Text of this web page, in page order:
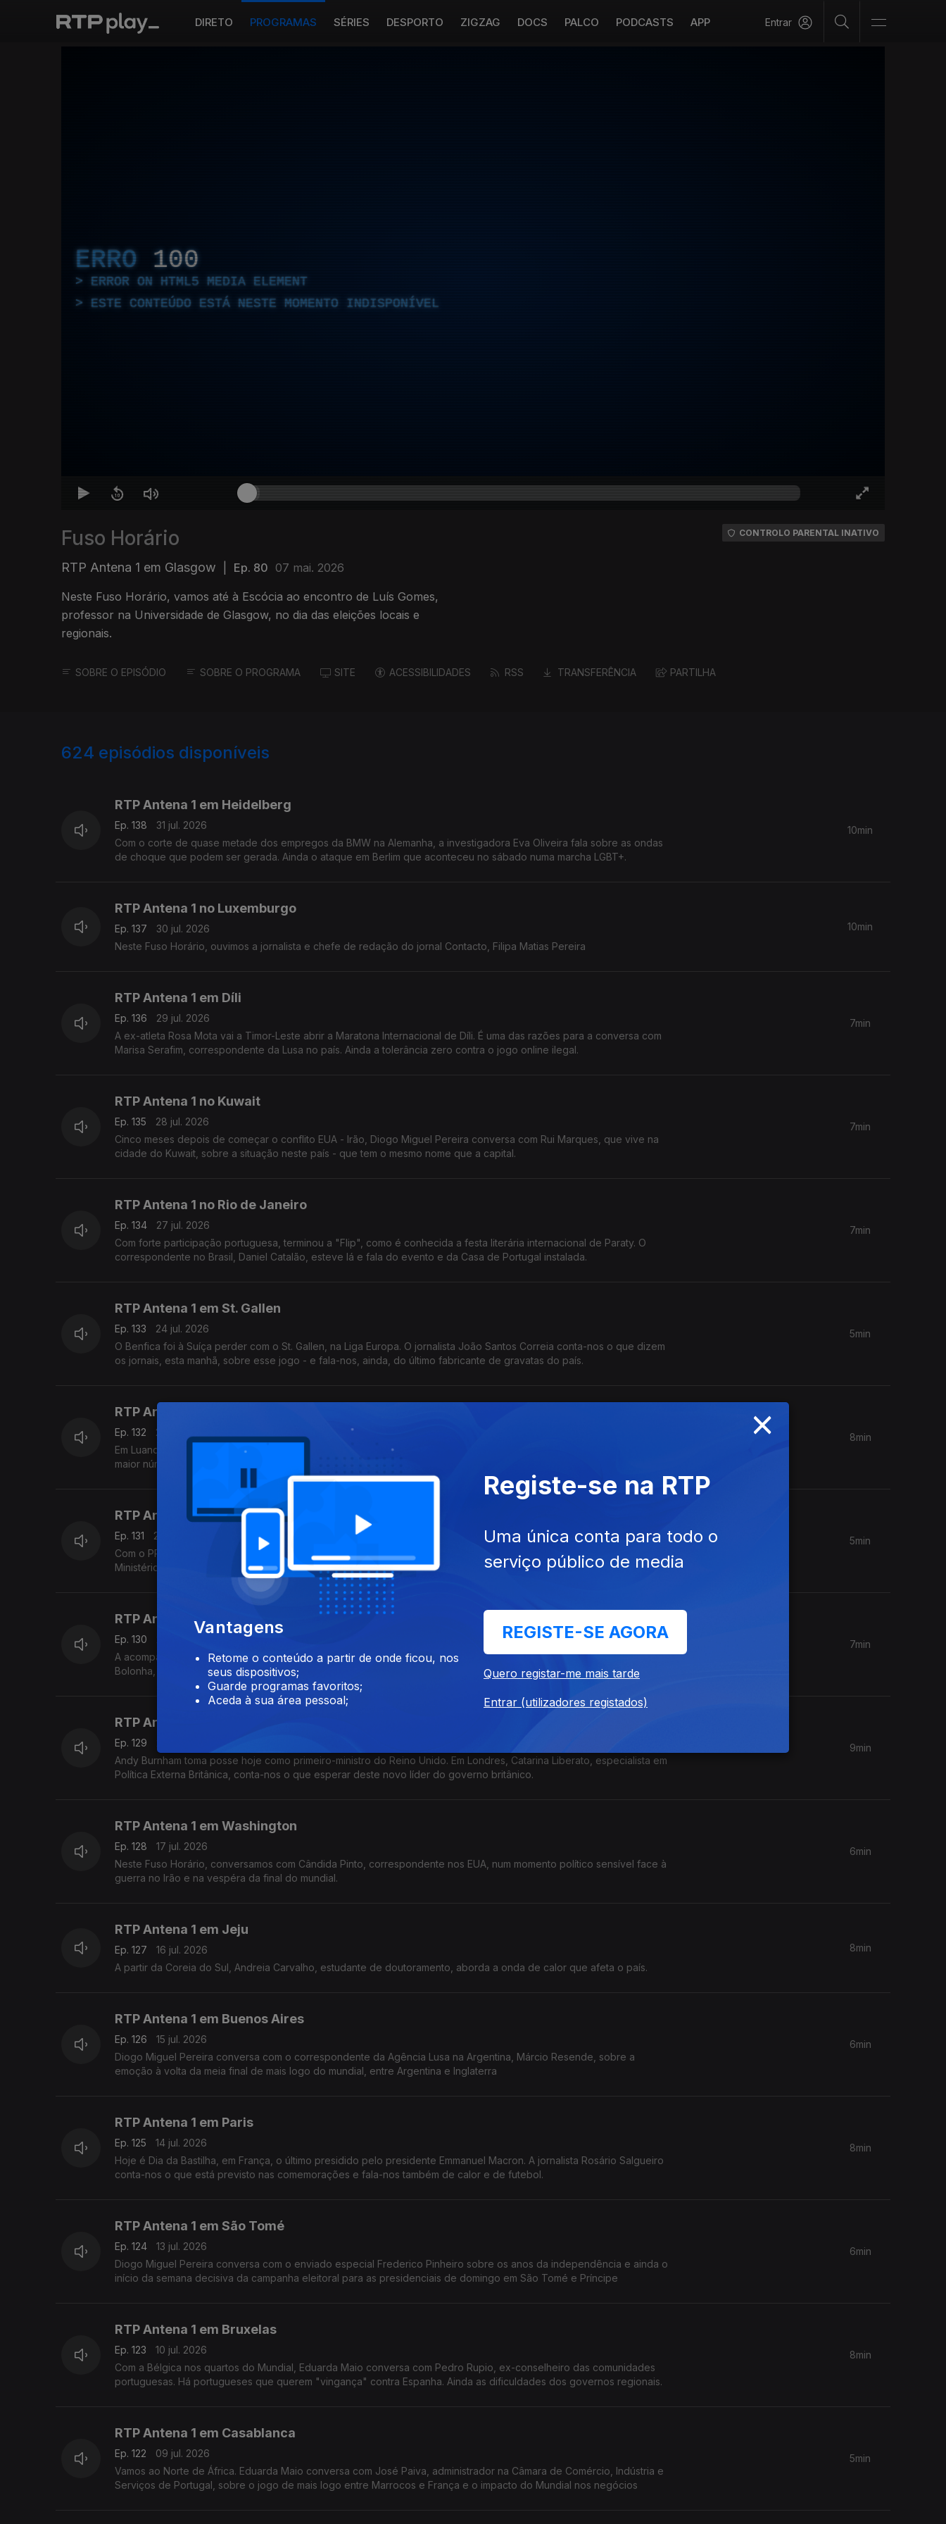
DIRETO PROGRAMAS SÉRIES DESPORTO ZIGZAG DOCS PALCO PODCASTS APP Entrar
ERRO 100
ERROR ON HTML5 MEDIA ELEMENT
ESTE CONTEÚDO ESTÁ NESTE MOMENTO INDISPONÍVEL
Fuso Horário
RTP Antena 1 em Glasgow Ep. 80 07 mai. 2026
Neste Fuso Horário, vamos até à Escócia ao encontro de Luís Gomes,
professor na Universidade de Glasgow, no dia das eleições locais e
regionais.
CONTROLO PARENTAL INATIVO
SOBRE O EPISÓDIO SOBRE O PROGRAMA SITE ACESSIBILIDADES RSS TRANSFERÊNCIA PARTILHA
624 episódios disponíveis
RTP Antena 1 em Heidelberg
Ep. 138
31 jul. 2026
Com o corte de quase metade dos empregos da BMW na Alemanha, a investigadora Eva Oliveira fala sobre as ondas
de choque que podem ser gerada. Ainda o ataque em Berlim que aconteceu no sábado numa marcha LGBT+.
10min
RTP Antena 1 no Luxemburgo
Ep. 137
30 jul. 2026
Neste Fuso Horário, ouvimos a jornalista e chefe de redação do jornal Contacto, Filipa Matias Pereira
10min
RTP Antena 1 em Díli
Ep. 136
29 jul. 2026
A ex-atleta Rosa Mota vai a Timor-Leste abrir a Maratona Internacional de Díli. É uma das razões para a conversa com
Marisa Serafim, correspondente da Lusa no país. Ainda a tolerância zero contra o jogo online ilegal.
7min
RTP Antena 1 no Kuwait
Ep. 135
28 jul. 2026
Cinco meses depois de começar o conflito EUA - Irão, Diogo Miguel Pereira conversa com Rui Marques, que vive na
cidade do Kuwait, sobre a situação neste país - que tem o mesmo nome que a capital.
7min
RTP Antena 1 no Rio de Janeiro
Ep. 134
27 jul. 2026
Com forte participação portuguesa, terminou a "Flip", como é conhecida a festa literária internacional de Paraty. O
correspondente no Brasil, Daniel Catalão, esteve lá e fala do evento e da Casa de Portugal instalada.
7min
RTP Antena 1 em St. Gallen
Ep. 133
24 jul. 2026
O Benfica foi à Suíça perder com o St. Gallen, na Liga Europa. O jornalista João Santos Correia conta-nos o que dizem
os jornais, esta manhã, sobre esse jogo - e fala-nos, ainda, do último fabricante de gravatas do país.
5min
RTP Antena 1 em Luanda
Ep. 132
23 jul. 2026
Em Luanda, capital de Angola, vamos à FILDA, a feira internacional que vai na 41ª edição e que regista, este ano, o
maior número de participações de sempre. O jornalista José Silva fala-nos deste encontro empresarial.
8min
RTP Antena 1 na Cidade da Praia
Ep. 131
22 jul. 2026
Com o PR em Cabo Verde, a enviada especial Inês Ameixa conta-nos que em destaque no país está a acusação do
Ministério Público ao Primeiro-Ministro Francisco Carvalho, que está a ser acusado de corrupção.
5min
RTP Antena 1 em Roma
Ep. 130
A acompanhar Luís Montenegro em Itália e na Grécia, o enviado da RTP Pedro Zambujo conta a tensão vivida em
Bolonha, de uma morte causada por alegada violência policial. Ainda os pormenores da visita do PM português.
7min
RTP Antena 1 em Londres
Ep. 129
Andy Burnham toma posse hoje como primeiro-ministro do Reino Unido. Em Londres, Catarina Liberato, especialista em
Política Externa Britânica, conta-nos o que esperar deste novo líder do governo britânico.
9min
RTP Antena 1 em Washington
Ep. 128
17 jul. 2026
Neste Fuso Horário, conversamos com Cândida Pinto, correspondente nos EUA, num momento político sensível face à
guerra no Irão e na vespéra da final do mundial.
6min
RTP Antena 1 em Jeju
Ep. 127
16 jul. 2026
A partir da Coreia do Sul, Andreia Carvalho, estudante de doutoramento, aborda a onda de calor que afeta o país.
8min
RTP Antena 1 em Buenos Aires
Ep. 126
15 jul. 2026
Diogo Miguel Pereira conversa com o correspondente da Agência Lusa na Argentina, Márcio Resende, sobre a
emoção à volta da meia final de mais logo do mundial, entre Argentina e Inglaterra
6min
RTP Antena 1 em Paris
Ep. 125
14 jul. 2026
Hoje é Dia da Bastilha, em França, o último presidido pelo presidente Emmanuel Macron. A jornalista Rosário Salgueiro
conta-nos o que está previsto nas comemorações e fala-nos também de calor e de futebol.
8min
RTP Antena 1 em São Tomé
Ep. 124
13 jul. 2026
Diogo Miguel Pereira conversa com o enviado especial Frederico Pinheiro sobre os anos da independência e ainda o
início da semana decisiva da campanha eleitoral para as presidenciais de domingo em São Tomé e Príncipe
6min
RTP Antena 1 em Bruxelas
Ep. 123
10 jul. 2026
Com a Bélgica nos quartos do Mundial, Eduarda Maio conversa com Pedro Rupio, ex-conselheiro das comunidades
portuguesas. Há portugueses que querem "vingança" contra Espanha. Ainda as dificuldades dos governos regionais.
8min
RTP Antena 1 em Casablanca
Ep. 122
09 jul. 2026
Vamos ao Norte de África. Eduarda Maio conversa com José Paiva, administrador na Câmara de Comércio, Indústria e
Serviços de Portugal, sobre o jogo de mais logo entre Marrocos e França e o impacto do Mundial nos negócios
5min
×
Vantagens
Retome o conteúdo a partir de onde ficou, nos
seus dispositivos;
Guarde programas favoritos;
Aceda à sua área pessoal;
Registe-se na RTP
Uma única conta para todo o
serviço público de media
REGISTE-SE AGORA
Quero registar-me mais tarde
Entrar (utilizadores registados)